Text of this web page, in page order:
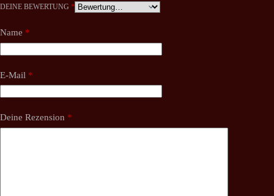
DEINE BEWERTUNG *
Name *
E-Mail *
Deine Rezension *